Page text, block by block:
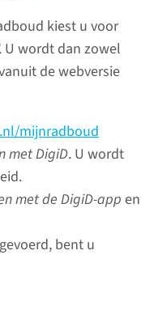
kiest u voor
U wordt dan zowel
de webversie
mijnradboud
met DigiD. U wordt
met de DigiD-appen
bent u
en
Zaurus.